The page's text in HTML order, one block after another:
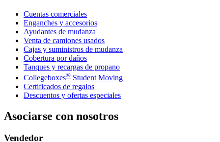
Cuentas comerciales
Enganches y accesorios
Ayudantes de mudanza
Venta de camiones usados
Cajas y suministros de mudanza
Cobertura por daños
Tanques y recargas de propano
Collegeboxes® Student Moving
Certificados de regalos
Descuentos y ofertas especiales
Asociarse con nosotros
Vendedor